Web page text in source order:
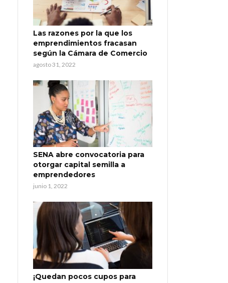
Las razones por la que los
emprendimientos fracasan
según la Cámara de Comercio
agosto 31, 2022
SENA abre convocatoria para
otorgar capital semilla a
emprendedores
junio 1, 2022
¡Quedan pocos cupos para